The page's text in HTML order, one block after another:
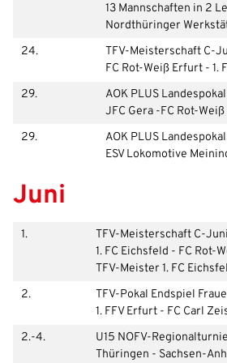
13 Mannschaften in 2
Nordthüringer
24.
TFV-Meisterschaft C-
FC Rot-Weiß Erfurt - 1.
29.
AOK PLUS
JFC Gera -FC Rot-
29.
AOK PLUS
ESV Lokomotive
Juni
1.
TFV-Meisterschaft C-
1. FC Eichsfeld - FC Rot-
TFV-Meister 1. FC
2.
TFV-Pokal Endspiel
1. FFV Erfurt - FC Carl
2.-4.
U15 NOFV-
Thüringen - Sachsen-